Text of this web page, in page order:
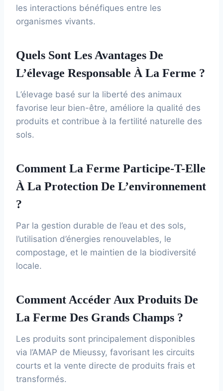
les interactions bénéfiques entre les
organismes vivants.
Quels Sont Les Avantages De
L’élevage Responsable À La Ferme ?
L’élevage basé sur la liberté des animaux
favorise leur bien-être, améliore la qualité des
produits et contribue à la fertilité naturelle des
sols.
Comment La Ferme Participe-T-Elle
À La Protection De L’environnement
?
Par la gestion durable de l’eau et des sols,
l’utilisation d’énergies renouvelables, le
compostage, et le maintien de la biodiversité
locale.
Comment Accéder Aux Produits De
La Ferme Des Grands Champs ?
Les produits sont principalement disponibles
via l’AMAP de Mieussy, favorisant les circuits
courts et la vente directe de produits frais et
transformés.